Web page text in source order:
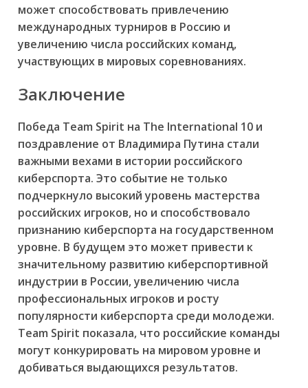
может способствовать привлечению
международных турниров в Россию и
увеличению числа российских команд,
участвующих в мировых соревнованиях.
Заключение
Победа Team Spirit на The International 10 и
поздравление от Владимира Путина стали
важными вехами в истории российского
киберспорта. Это событие не только
подчеркнуло высокий уровень мастерства
российских игроков, но и способствовало
признанию киберспорта на государственном
уровне. В будущем это может привести к
значительному развитию киберспортивной
индустрии в России, увеличению числа
профессиональных игроков и росту
популярности киберспорта среди молодежи.
Team Spirit показала, что российские команды
могут конкурировать на мировом уровне и
добиваться выдающихся результатов.